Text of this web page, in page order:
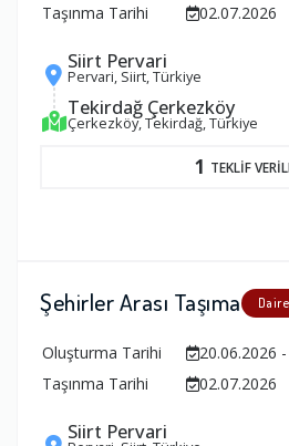
Taşınma Tarihi
02.07.2026
Siirt Pervari
Pervari, Siirt, Türkiye
Tekirdağ Çerkezköy
Çerkezköy, Tekirdağ, Türkiye
1 TEKLİF
Şehirler Arası Taşıma
Oluşturma Tarihi
20.06.2026
Taşınma Tarihi
02.07.2026
Siirt Pervari